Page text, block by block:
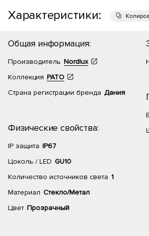
Характеристики:
Общая информация:
Производитель Nordlux
Коллекция PATO
Страна регистрации бренда Дания
Физические свойства:
IP защита IP67
Цоколь / LED GU10
Количество источников света 1
Материал Стекло/Метал
Цвет Прозрачный